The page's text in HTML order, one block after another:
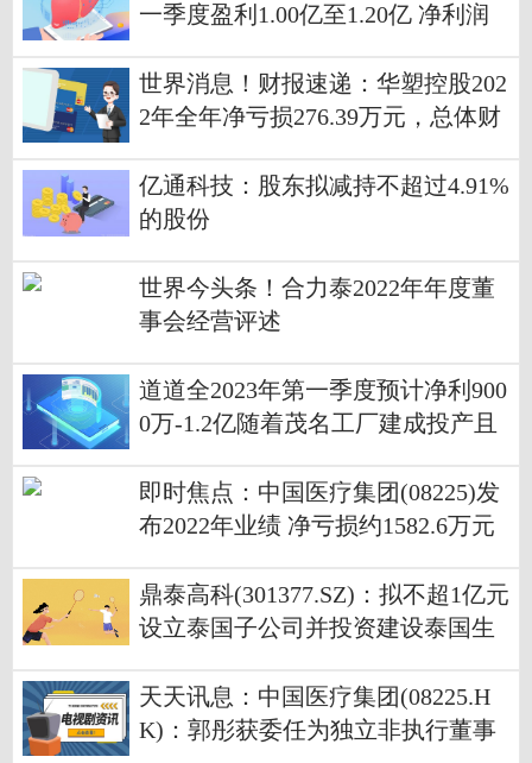
一季度盈利1.00亿至1.20亿 净利润
世界消息！财报速递：华塑控股202
2年全年净亏损276.39万元，总体财
亿通科技：股东拟减持不超过4.91%
的股份
世界今头条！合力泰2022年年度董
事会经营评述
道道全2023年第一季度预计净利900
0万-1.2亿随着茂名工厂建成投产且
即时焦点：中国医疗集团(08225)发
布2022年业绩 净亏损约1582.6万元
鼎泰高科(301377.SZ)：拟不超1亿元
设立泰国子公司并投资建设泰国生
天天讯息：中国医疗集团(08225.H
K)：郭彤获委任为独立非执行董事